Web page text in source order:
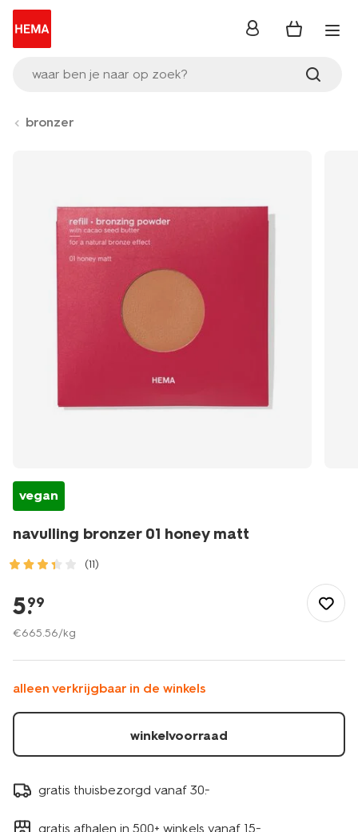
waar ben je naar op zoek?
inloggen
bronzer
vegan
navulling bronzer 01 honey matt
(11)
gezond/make-
up/bronzer/navulling-
bronzer-
honey-
11290422.html
5.
99
€665.56/kg
alleen verkrijgbaar in de winkels
winkelvoorraad
gratis thuisbezorgd vanaf 30.-
gratis afhalen in 500+ winkels vanaf 15.-